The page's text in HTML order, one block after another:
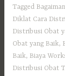
Tagged
Diklat Cara
Distribusi Obat
Obat yang Baik,
Baik, Biaya
Distribusi Obat